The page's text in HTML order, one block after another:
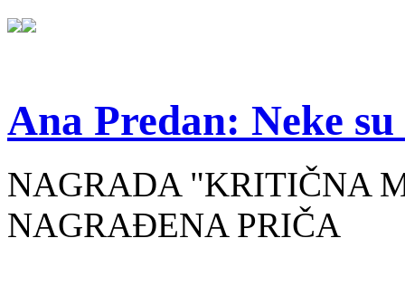
Ana Predan: Neke
NAGRADA "KRITIČNA
NAGRAĐENA PRIČA